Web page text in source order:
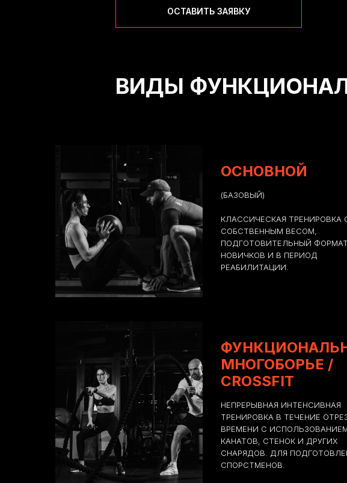
ОСТАВИТЬ ЗАЯВКУ
ВИДЫ
ОСНОВНОЙ
(БАЗОВЫЙ)
КЛАССИЧЕСКАЯ ТРЕНИРОВКА
СОБСТВЕННЫМ ВЕСОМ,
ПОДГОТОВИТЕЛЬНЫЙ
НОВИЧКОВ И В ПЕРИОД
РЕАБИЛИТАЦИИ.
МНОГОБОРЬЕ /
CROSSFIT
НЕПРЕРЫВНАЯ ИНТЕНСИВНАЯ
ТРЕНИРОВКА В ТЕЧЕНИЕ
ВРЕМЕНИ С
КАНАТОВ, СТЕНОК И ДРУГИХ
СНАРЯДОВ. ДЛЯ
СПОРСТМЕНОВ.